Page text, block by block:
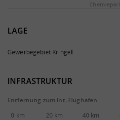
LAGE
Gewerbegebiet Kringell
INFRASTRUKTUR
Entfernung zum int. Flughafen
0 km
20 km 40 km